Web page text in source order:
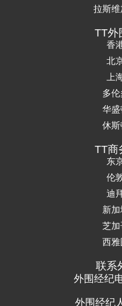
拉斯
TT外
香
北
上
多
华
休
TT商
东
伦
迪
新
芝
西
联系
外围经纪
外围经纪